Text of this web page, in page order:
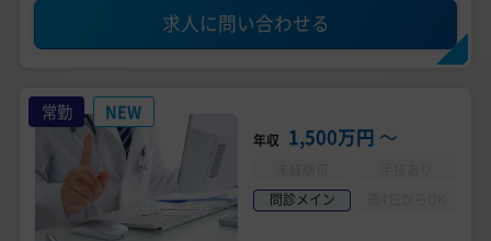
求人に問い合わせる
常勤 NEW
年収 1,500万円 〜
問診メイン